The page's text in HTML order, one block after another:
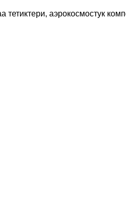
аэрокосмостук